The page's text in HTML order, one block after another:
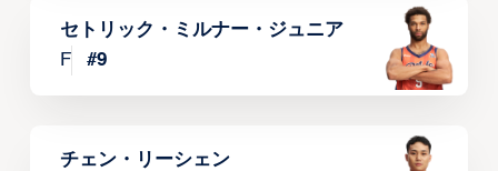
セトリック・ミルナー・ジュニア
F
#9
チェン・リーシェン